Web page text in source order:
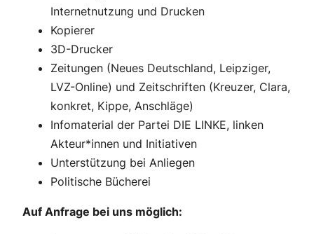
Internetnutzung und Drucken
Kopierer
3D-Drucker
Zeitungen (Neues Deutschland, Leipziger,
LVZ-Online) und Zeitschriften (Kreuzer, Clara,
konkret, Kippe, Anschläge)
Infomaterial der Partei DIE LINKE, linken
Akteur*innen und Initiativen
Unterstützung bei Anliegen
Politische Bücherei
Auf Anfrage bei uns möglich: